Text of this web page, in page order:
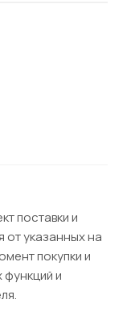
поставки и
от указанных на
покупки и
и